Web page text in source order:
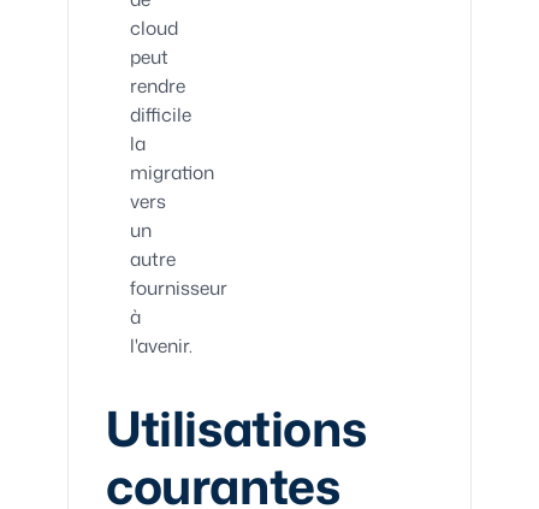
cloud
peut
rendre
difficile
la
migration
vers
un
autre
fournisseur
à
l'avenir.
Utilisations
courantes